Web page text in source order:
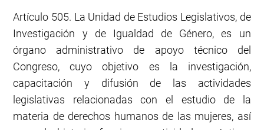
Artículo 505. La Unidad de Estudios Legislativos, de
Investigación y de Igualdad de Género, es un
órgano administrativo de apoyo técnico del
Congreso, cuyo objetivo es la investigación,
capacitación y difusión de las actividades
legislativas relacionadas con el estudio de la
materia de derechos humanos de las mujeres, así